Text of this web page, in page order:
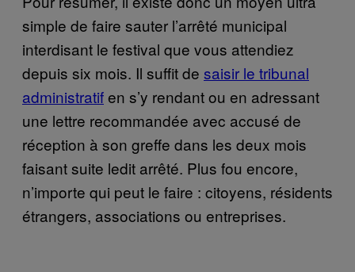
simple de faire sauter l’arrêté municipal
interdisant le festival que vous attendiez
depuis six mois. Il suffit de saisir le tribunal
administratifen s’y rendant ou en adressant
une lettre recommandée avec accusé de
réception à son greffe dans les deux mois
faisant suite ledit arrêté. Plus fou encore,
n’importe qui peut le faire : citoyens, résidents
étrangers, associations ou entreprises.